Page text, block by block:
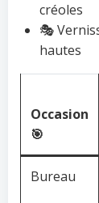
créoles
🎭
hautes
Occasion
🎯
Bureau